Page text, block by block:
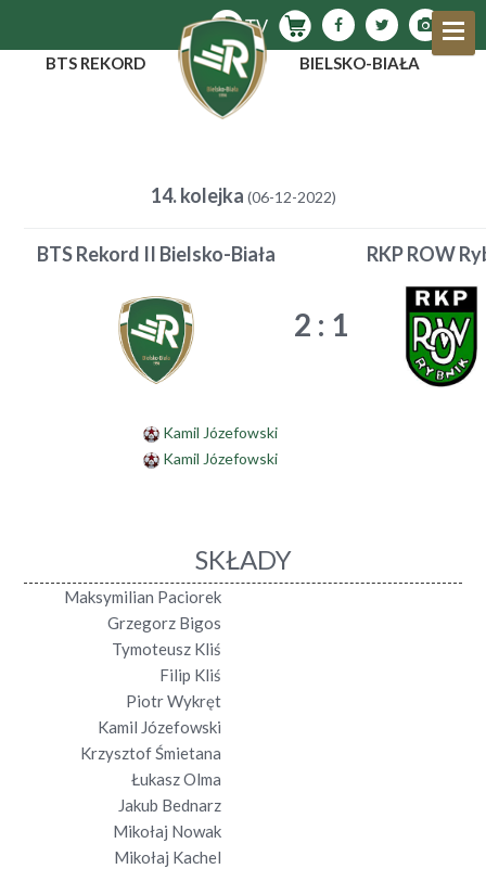
BTS REKORD BIELSKO-BIAŁA
14. kolejka (06-12-2022)
BTS Rekord II Bielsko-Biała
2 : 1
RKP ROW
Kamil Józefowski
Kamil Józefowski
SKŁADY
Maksymilian Paciorek
Grzegorz Bigos
Tymoteusz Kliś
Filip Kliś
Piotr Wykręt
Kamil Józefowski
Krzysztof Śmietana
Łukasz Olma
Jakub Bednarz
Mikołaj Nowak
Mikołaj Kachel